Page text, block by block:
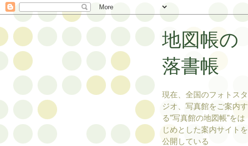
地図帳の
落書帳
現在、全国のフォトスタ
ジオ、写真館をご案内す
る”写真館の地図帳”をは
じめとした案内サイトを
公開している